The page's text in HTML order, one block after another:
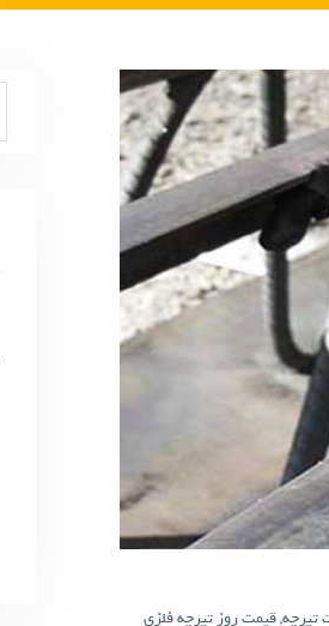
تیرچه,قیمت روز تیرچه فلزی